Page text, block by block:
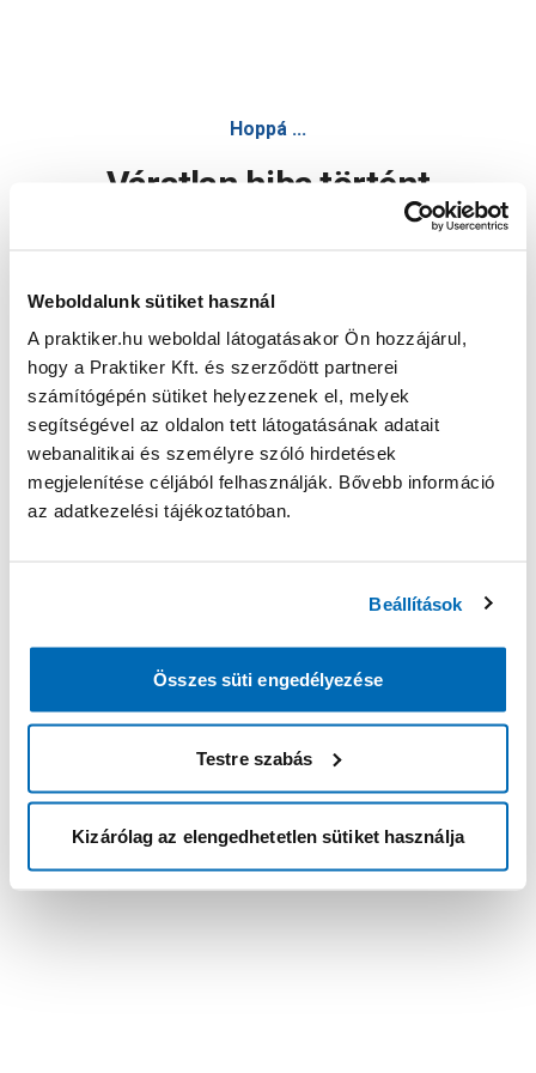
Weboldalunk sütiket használ
A praktiker.hu weboldal látogatásakor Ön hozzájárul,
hogy a Praktiker Kft. és szerződött partnerei
számítógépén sütiket helyezzenek el, melyek
segítségével az oldalon tett látogatásának adatait
webanalitikai és személyre szóló hirdetések
megjelenítése céljából felhasználják. Bővebb információ
az adatkezelési tájékoztatóban.
Beállítások
Összes süti engedélyezése
Testre szabás
Kizárólag az elengedhetetlen sütiket használja
Hoppá ...
Váratlan hiba történt
Oldal újratöltése